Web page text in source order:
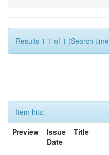
Results 1-1 of 1 (Search
Item hits:
Preview
Issue
Date
Title